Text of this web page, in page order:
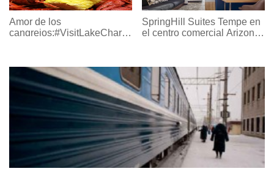
Amor de los
cangrejos:#VisitLakeCharles
SpringHill Suites Tempe en
el centro comercial Arizona